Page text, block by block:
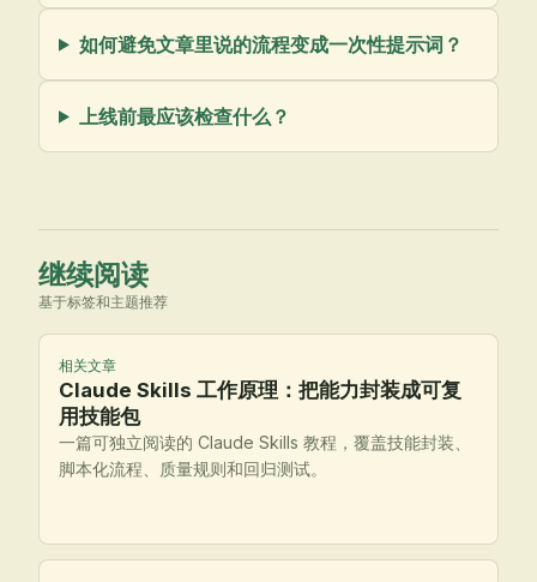
如何避免文章里说的流程变成一次性提示词？
上线前最应该检查什么？
继续阅读
基于标签和主题推荐
相关文章
Claude Skills 工作原理：把能力封装成可复
用技能包
一篇可独立阅读的 Claude Skills 教程，覆盖技能封装、
脚本化流程、质量规则和回归测试。